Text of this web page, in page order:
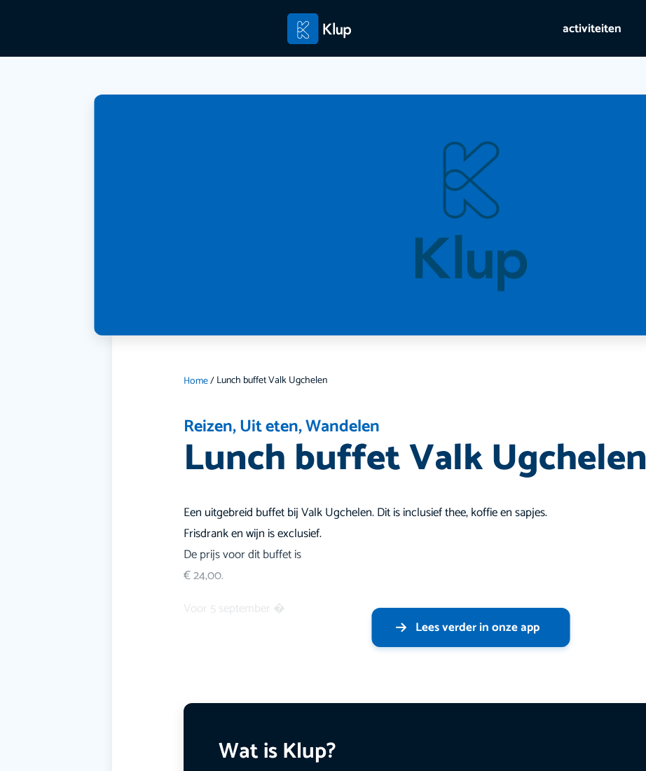
activiteiten
Home/Lunch buffet Valk Ugchelen
Reizen,Uit eten,Wandelen
Lunch buffet Valk Ugchelen
Een uitgebreid buffet bij Valk Ugchelen. Dit is inclusief thee, koffie en sapjes.
Frisdrank en wijn is exclusief.
De prijs voor dit buffet is
€ 24,00.
Voor 5 september �
Lees verder in onze app
Wat is Klup?